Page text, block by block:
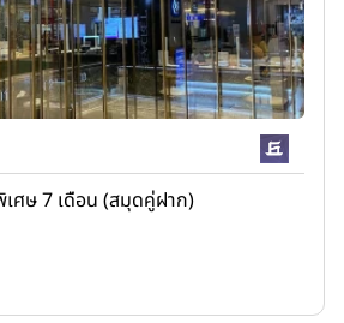
ศษ 7 เดือน (สมุดคู่ฝาก)